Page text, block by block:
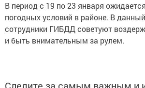
В период с 19 по 23 января
погодных условий в районе. В
сотрудники ГИБДД советуют
и быть внимательным за рулем.